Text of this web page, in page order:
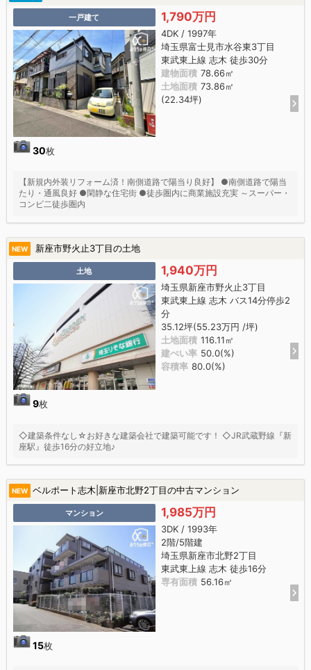
一戸建て
30枚
1,790万円
4DK / 1997年
埼玉県富士見市水谷東3丁目
東武東上線 志木 徒歩30分
建物面積 78.66㎡
土地面積 73.86㎡
(22.34坪)
【新規内外装リフォーム済！南側道路で陽当り良好】 ●南側道路で陽当
たり・通風良好 ●閑静な住宅街 ●徒歩圏内に商業施設充実 ～スーパー・
コンビ二徒歩圏内
NEW 新座市野火止3丁目の土地
土地
9枚
1,940万円
埼玉県新座市野火止3丁目
東武東上線 志木 バス14分停歩2
分
35.12坪(55.23万円 /坪)
土地面積 116.11㎡
建ぺい率 50.0(%)
容積率 80.0(%)
◇建築条件なし☆お好きな建築会社で建築可能です！ ◇JR武蔵野線『新
座駅』徒歩16分の好立地♪
NEW ベルポート志木|新座市北野2丁目の中古マンション
マンション
15枚
1,985万円
3DK / 1993年
2階/5階建
埼玉県新座市北野2丁目
東武東上線 志木 徒歩16分
専有面積 56.16㎡